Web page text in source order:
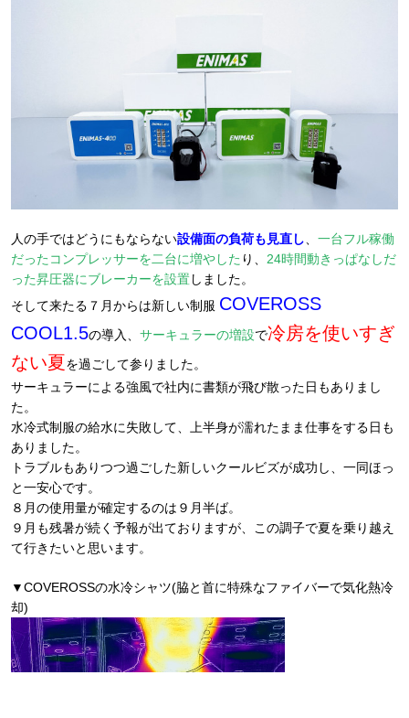
人の手ではどうにもならない設備面の負荷も見直し
一台フル稼働
だったコンプレッサーを二台に増やした り、 24時間動きっぱなしだ
った昇圧器にブレーカーを設置しました。
そして来たる７月からは新しい制服 COVEROSS
COOL1.5の導入、 サーキュラーの増設で冷房を使いすぎ
ない夏を過ごして参りました。
サーキュラーによる強風で社内に書類が飛び散った日もありまし
た。
水冷式制服の給水に失敗して、上半身が濡れたまま仕事をする日も
ありました。
トラブルもありつつ過ごした新しいクールビズが成功し、一同ほっ
と一安心です。
８月の使用量が確定するのは９月半ば。
９月も残暑が続く予報が出ておりますが、この調子で夏を乗り越え
て行きたいと思います。
▼COVEROSSの水冷シャツ(脇と首に特殊なファイバーで気化熱冷
却)